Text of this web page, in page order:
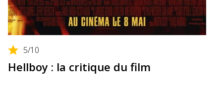
5/10
Hellboy : la critique du film